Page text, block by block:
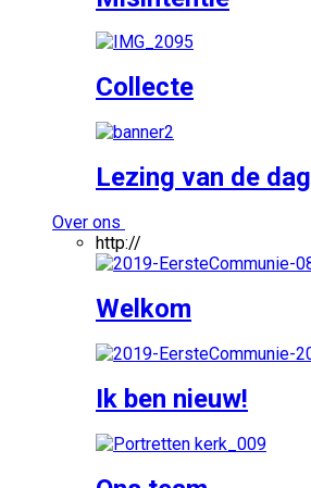
Collecte
Lezing van de dag
Over ons
http://
Welkom
Ik ben nieuw!